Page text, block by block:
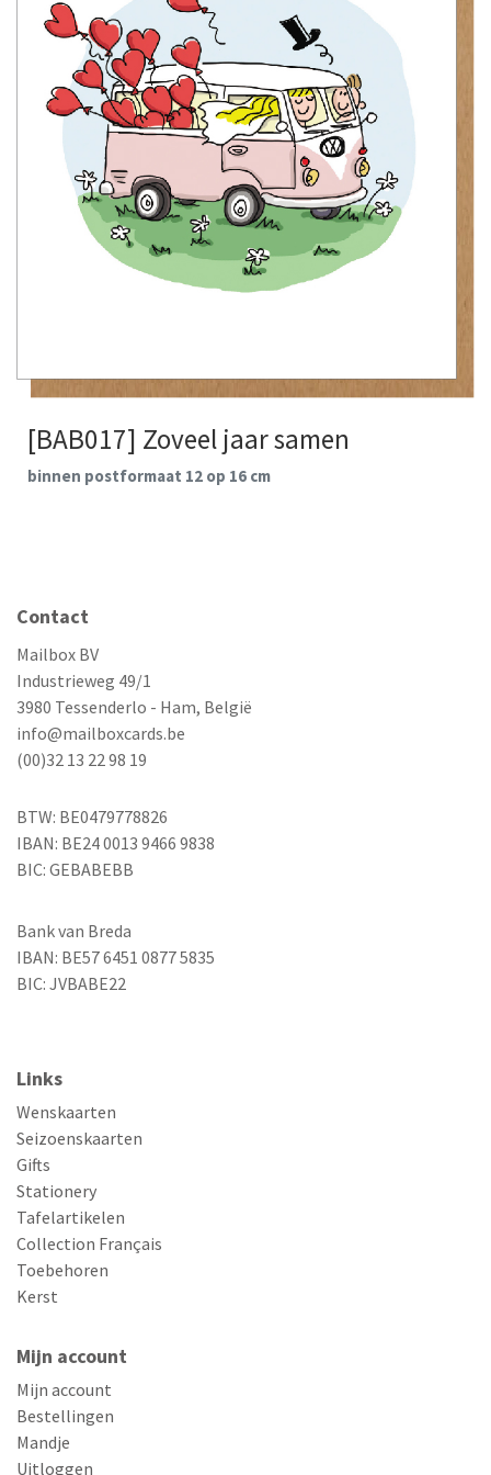
[BAB017] Zoveel jaar samen
binnen postformaat 12 op 16 cm
Contact
Mailbox BV
Industrieweg 49/1
3980 Tessenderlo - Ham, België
info@mailboxcards.be
(00)32 13 22 98 19
BTW: BE0479778826
IBAN: BE24 0013 9466 9838
BIC: GEBABEBB
Bank van Breda
IBAN: BE57 6451 0877 5835
BIC: JVBABE22
Links
Wenskaarten
Seizoenskaarten
Gifts
Stationery
Tafelartikelen
Collection Français
Toebehoren
Kerst
Mijn account
Mijn account
Bestellingen
Mandje
Uitloggen